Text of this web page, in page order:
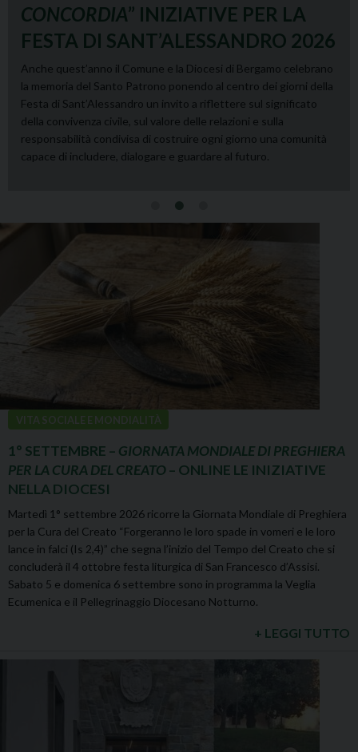
BIBLIOTECA DEL SEMINARIO
La partitura è stata rinvenuta da William Limonta e Michele
Il Dixit donizettiano sarà oggetto di un approfondimento
scientifico-musicologico il 9 ottobre in Seminario; la prima
esecuzione avverrà il 29 novembre, Dies Natalis del
compositore, nella Basilica di S. Maria Maggiore.
VITA SOCIALE E MONDIALITÀ
1° SETTEMBRE – GIORNATA MONDIALE DI PREGHIERA
PER LA CURA DEL CREATO– ONLINE LE INIZIATIVE
NELLA DIOCESI
Martedì 1° settembre 2026 ricorre la Giornata Mondiale di Preghiera
per la Cura del Creato “Forgeranno le loro spade in vomeri e le loro
lance in falci (Is 2,4)” che segna l’inizio del Tempo del Creato che si
concluderà il 4 ottobre festa liturgica di San Francesco d’Assisi.
Sabato 5 e domenica 6 settembre sono in programma la Veglia
Ecumenica e il Pellegrinaggio Diocesano Notturno.
+ LEGGI TUTTO